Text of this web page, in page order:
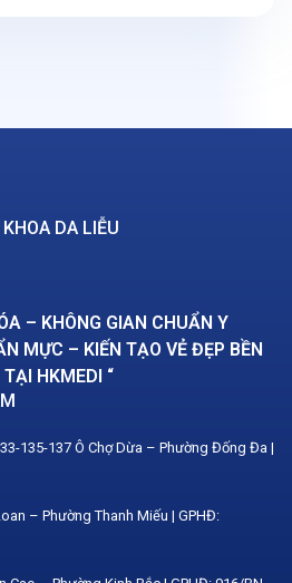
DA LIỄU
– KHÔNG GIAN CHUẨN Y
MỰC – KIẾN TẠO VẺ ĐẸP BỀN
HKMEDI “
135-137 Ô Chợ Dừa – Phường Đống Đa |
– Phường Thanh Miếu | GPHĐ: